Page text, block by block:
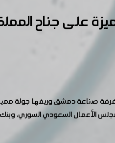
على جناح
صناعة دمشق وريفها جولة